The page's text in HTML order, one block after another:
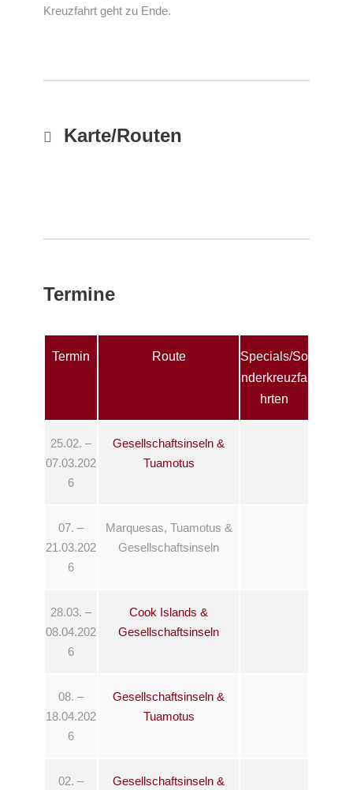
Kreuzfahrt geht zu Ende.
Karte/Routen
Termine
Termin Route
Specials/So
nderkreuzfa
hrten
25.02. –
07.03.202
6
Gesellschaftsinseln &
Tuamotus
07. –
21.03.202
6
Marquesas, Tuamotus &
Gesellschaftsinseln
28.03. –
08.04.202
6
Cook Islands &
Gesellschaftsinseln
08. –
18.04.202
6
Gesellschaftsinseln &
Tuamotus
02. –
Gesellschaftsinseln &